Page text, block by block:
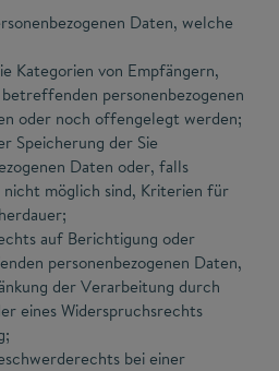
Daten, welche
Kategorien von Empfängern,
personenbezogenen
oder noch offengelegt werden;
Speicherung der Sie
Daten oder, falls
nicht möglich sind, Kriterien für
auf Berichtigung oder
personenbezogenen Daten,
der Verarbeitung durch
eines Widerspruchsrechts
bei einer